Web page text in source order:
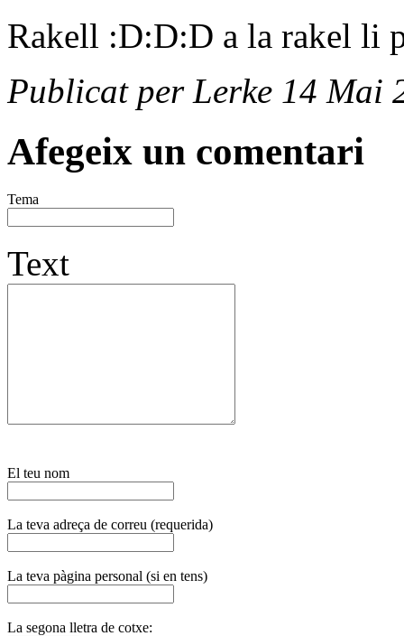
Rakell :D:D:D a la rakel li
Publicat per Lerke 14 Mai
Afegeix un comentari
Tema
Text
El teu nom
La teva adreça de correu (requerida)
La teva pàgina personal (si en tens)
La segona lletra de cotxe: